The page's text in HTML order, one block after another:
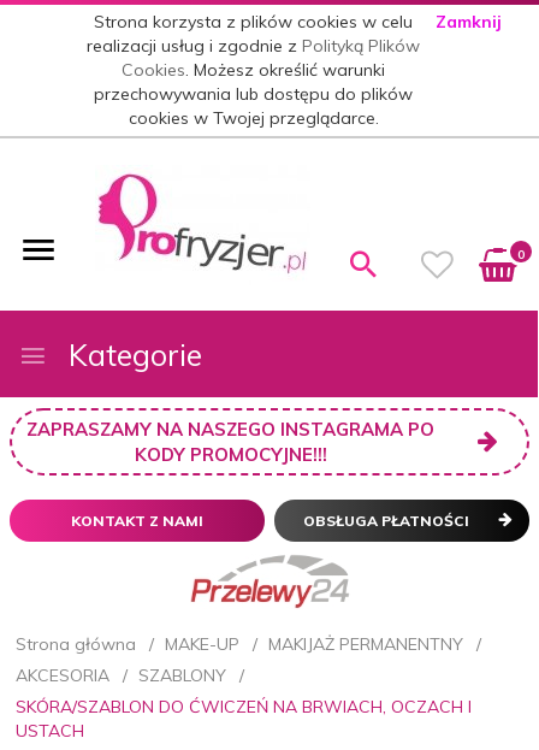
Strona korzysta z plików cookies w celu
realizacji usług i zgodnie zPolityką Plików
Cookies. Możesz określić warunki
przechowywania lub dostępu do plików
cookies w Twojej przeglądarce.
Zamknij
0
Kategorie
ZAPRASZAMY NA NASZEGO INSTAGRAMA PO
KODY PROMOCYJNE!!!
KONTAKT Z NAMI OBSŁUGA PŁATNOŚCI
Strona główna MAKE-UP
MAKIJAŻ PERMANENTNY
AKCESORIA
SZABLONY
SKÓRA/SZABLON DO ĆWICZEŃ NA BRWIACH, OCZACH I
USTACH